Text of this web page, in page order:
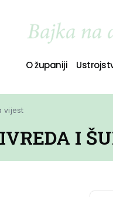
O županiji
vijest
I